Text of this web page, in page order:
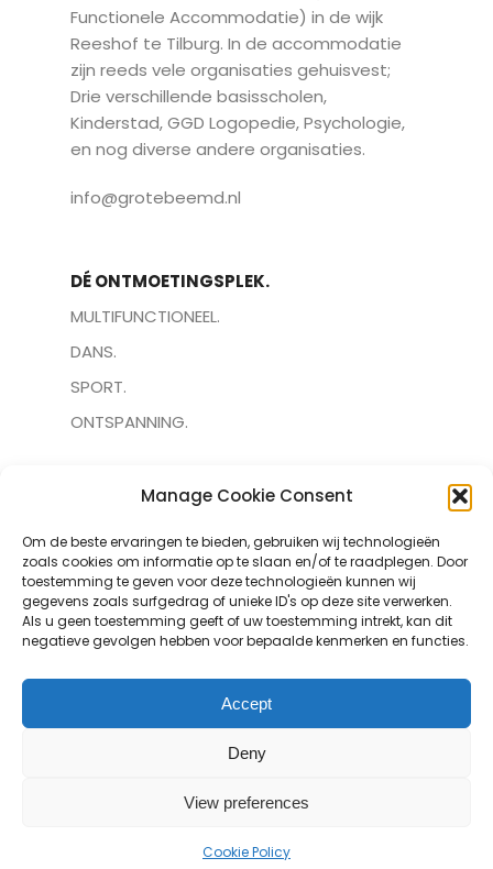
Manage Cookie Consent
Om de beste ervaringen te bieden, gebruiken wij technologieën
zoals cookies om informatie op te slaan en/of te raadplegen. Door
toestemming te geven voor deze technologieën kunnen wij
gegevens zoals surfgedrag of unieke ID's op deze site verwerken.
Als u geen toestemming geeft of uw toestemming intrekt, kan dit
negatieve gevolgen hebben voor bepaalde kenmerken en functies.
Accept
Deny
View preferences
Cookie Policy
Functionele Accommodatie) in de wijk
Reeshof te Tilburg. In de accommodatie
zijn reeds vele organisaties gehuisvest;
Drie verschillende basisscholen,
Kinderstad, GGD Logopedie, Psychologie,
en nog diverse andere organisaties.
info@grotebeemd.nl
DÉ ONTMOETINGSPLEK.
MULTIFUNCTIONEEL.
DANS.
SPORT.
ONTSPANNING.
ONZE ZALEN.
AGENDA.
OVER ONS.
CONTACT.